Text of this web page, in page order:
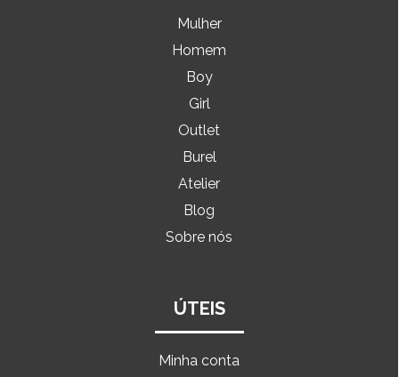
Mulher
Homem
Boy
Girl
Outlet
Burel
Atelier
Blog
Sobre nós
ÚTEIS
Minha conta